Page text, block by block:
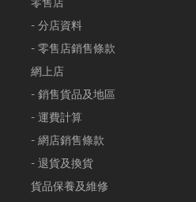
- 分店資料
- 零售店銷售條款
網上店
- 銷售貨品及地區
- 運費計算
- 網店銷售條款
- 退貨及換貨
貨品保養及維修